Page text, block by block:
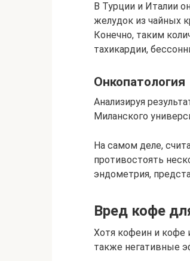
В Турции и Италии
желудок из чайных
Конечно, таким
тахикардии,
Онкопатология
Анализируя
Миланского
На самом деле,
противостоять
эндометрия,
Вред кофе
Хотя кофеин и кофе
также негативные